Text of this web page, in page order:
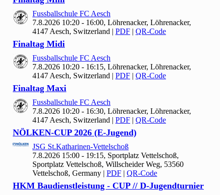
Fussballschule FC Aesch
7.8.2026 10:20 - 16:00, Löhrenacker, Löhrenacker,
4147 Aesch, Switzerland | PDF | QR-Code
Finaltag Midi
Fussballschule FC Aesch
7.8.2026 10:20 - 16:15, Löhrenacker, Löhrenacker,
4147 Aesch, Switzerland | PDF | QR-Code
Finaltag Maxi
Fussballschule FC Aesch
7.8.2026 10:20 - 16:30, Löhrenacker, Löhrenacker,
4147 Aesch, Switzerland | PDF | QR-Code
NÖLKEN-CUP 2026 (E-Jugend)
JSG St.Katharinen-Vettelschoß
7.8.2026 15:00 - 19:15, Sportplatz Vettelschoß,
Sportplatz Vettelschoß, Willscheider Weg, 53560
Vettelschoß, Germany | PDF | QR-Code
HKM Baudienstleistung - CUP // D-Jugendturnier